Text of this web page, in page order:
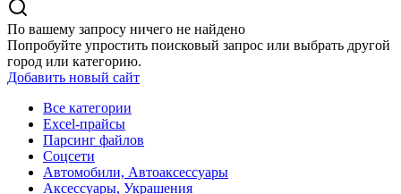
По вашему запросу ничего не найдено
Попробуйте упростить поисковый запрос или выбрать другой
город или категорию.
Добавить новый сайт
Все категории
Excel-прайсы
Парсинг файлов
Соцсети
Автомобили, Автоаксессуары
Аксессуары, Украшения